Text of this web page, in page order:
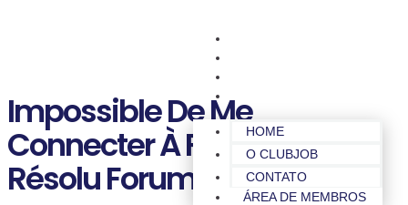
ÁREA DE MEMBROS
HOME
O CLUBJOB
CONTATO
ÁREA DE MEMBROS
Impossible De Me
Connecter À Facebook
Résolu Forum Facebook